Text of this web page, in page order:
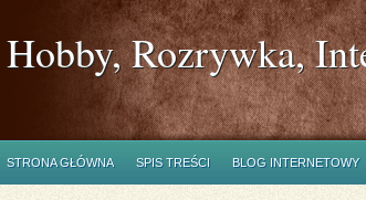
Hobby, Rozrywka,
STRONA GŁÓWNA SPIS TREŚCI BLOG INTERNETOWY